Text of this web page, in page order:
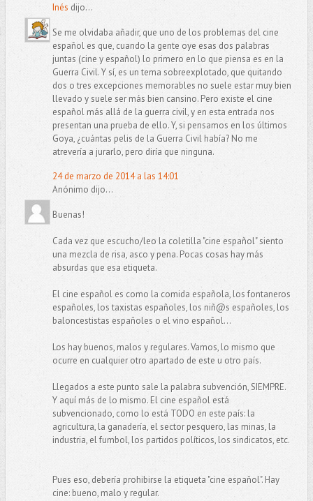
Inés dijo...
Se me olvidaba añadir, que uno de los problemas del cine
español es que, cuando la gente oye esas dos palabras
juntas (cine y español) lo primero en lo que piensa es en la
Guerra Civil. Y sí, es un tema sobreexplotado, que quitando
dos o tres excepciones memorables no suele estar muy bien
llevado y suele ser más bien cansino. Pero existe el cine
español más allá de la guerra civil, y en esta entrada nos
presentan una prueba de ello. Y, si pensamos en los últimos
Goya, ¿cuántas pelis de la Guerra Civil había? No me
atrevería a jurarlo, pero diría que ninguna.
24 de marzo de 2014 a las 14:01
Anónimo dijo...
Buenas!
Cada vez que escucho/leo la coletilla "cine español" siento
una mezcla de risa, asco y pena. Pocas cosas hay más
absurdas que esa etiqueta.
El cine español es como la comida española, los fontaneros
españoles, los taxistas españoles, los niñ@s españoles, los
baloncestistas españoles o el vino español...
Los hay buenos, malos y regulares. Vamos, lo mismo que
ocurre en cualquier otro apartado de este u otro país.
Llegados a este punto sale la palabra subvención, SIEMPRE.
Y aquí más de lo mismo. El cine español está
subvencionado, como lo está TODO en este país: la
agricultura, la ganadería, el sector pesquero, las minas, la
industria, el fumbol, los partidos políticos, los sindicatos, etc.
Pues eso, debería prohibirse la etiqueta "cine español". Hay
cine: bueno, malo y regular.